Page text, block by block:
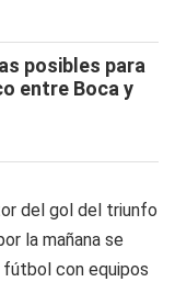
posibles para
entre Boca y
del gol del triunfo
la mañana se
con equipos